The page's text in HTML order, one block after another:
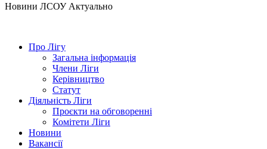
Hовини ЛСОУ Актуально
Про Лігу
Загальна інформація
Члени Ліги
Керівництво
Статут
Діяльність Ліги
Проєкти на обговоренні
Комітети Ліги
Новини
Вакансії